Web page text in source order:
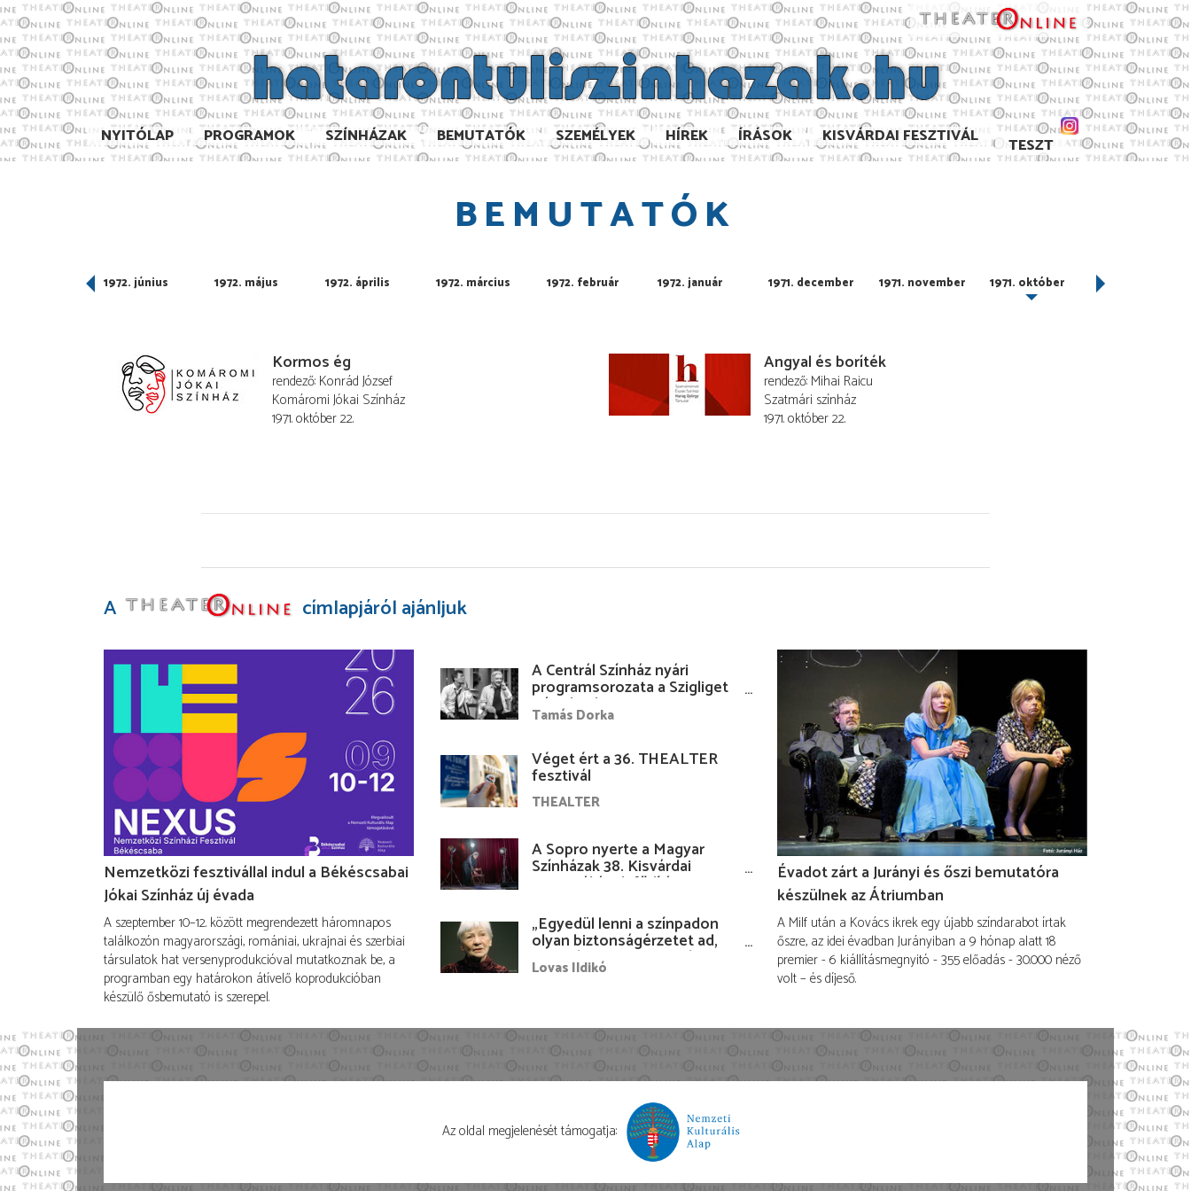
NYITÓLAP PROGRAMOK SZÍNHÁZAK BEMUTATÓK SZEMÉLYEK HÍREK ÍRÁSOK KISVÁRDAI FESZTIVÁL TESZT
BEMUTATÓK
szeptember 1972. június 1972. május 1972. április 1972. március 1972. február 1972. január 1971. december 1971. november 1971. október 1971. június
Kormos ég
rendező Konrád József
Komáromi Jókai Színház
1971. október 22.
Angyal és boríték
rendező Mihai Raicu
Szatmári színház
1971. október 22.
A címlapjáról ajánljuk
Nemzetközi fesztivállal indul a Békéscsabai
Jókai Színház új évada
A szeptember 10–12. között megrendezett háromnapos
találkozón magyarországi, romániai, ukrajnai és szerbiai
társulatok hat versenyprodukcióval mutatkoznak be, a
programban egy határokon átívelő koprodukcióban
készülő ősbemutató is szerepel.
A Centrál Színház nyári
programsorozata a Szigliget
Várudvarban
Tamás Dorka
Véget ért a 36. THEALTER
fesztivál
THEALTER
A Sopro nyerte a Magyar
Színházak 38. Kisvárdai
Fesztiváljának fődíját
„Egyedül lenni a színpadon
olyan biztonságérzetet ad,
hogy lám, mindenki más
nélkül is megvagyok
Lovas Ildikó
Évadot zárt a Jurányi és őszi bemutatóra
készülnek az Átriumban
A Milf után a Kovács ikrek egy újabb színdarabot írtak
őszre, az idei évadban Jurányiban a 9 hónap alatt 18
premier - 6 kiállításmegnyitó - 355 előadás - 30.000 néző
volt – és díjeső.
Az oldal megjelenését támogatja: